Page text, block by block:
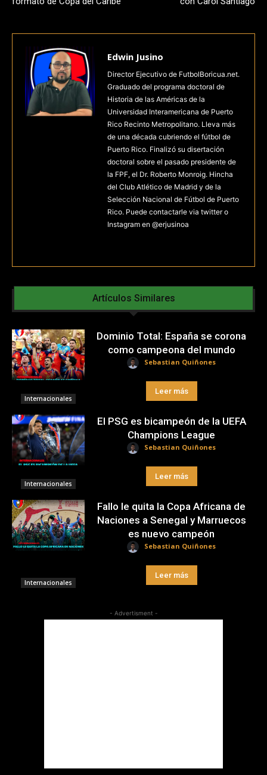
Edwin Jusino
Director Ejecutivo de FutbolBoricua.net.
Graduado del programa doctoral de
Historia de las Américas de la
Universidad Interamericana de Puerto
Rico Recinto Metropolitano. Lleva más
de una década cubriendo el fútbol de
Puerto Rico. Finalizó su disertación
doctoral sobre el pasado presidente de
la FPF, el Dr. Roberto Monroig. Hincha
del Club Atlético de Madrid y de la
Selección Nacional de Fútbol de Puerto
Rico. Puede contactarle via twitter o
Instagram en @erjusinoa
Artículos Similares
Internacionales
Dominio Total: España se corona
como campeona del mundo
Sebastian Quiñones
Leer más
Internacionales
El PSG es bicampeón de la UEFA
Champions League
Sebastian Quiñones
Leer más
Internacionales
Fallo le quita la Copa Africana de
Naciones a Senegal y Marruecos
es nuevo campeón
Sebastian Quiñones
Leer más
- Advertisment -